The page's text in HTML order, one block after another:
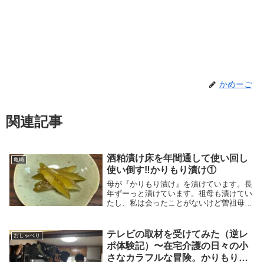
かめーご
関連記事
亀崎
酒粕漬け床を年間通して使い回し
使い倒す‼️かりもり漬け①
母が『かりもり漬け』を漬けています。長
年ずーっと漬けています。祖母も漬けてい
たし、私は会ったことがないけど曽祖母も
近所の誰でも漬けていたそうです。この漬
物は母から引...
おしゃべり
テレビの取材を受けてみた（逆レ
ポ体験記）〜在宅介護の日々の小
さなカラフルな冒険。かりもり漬